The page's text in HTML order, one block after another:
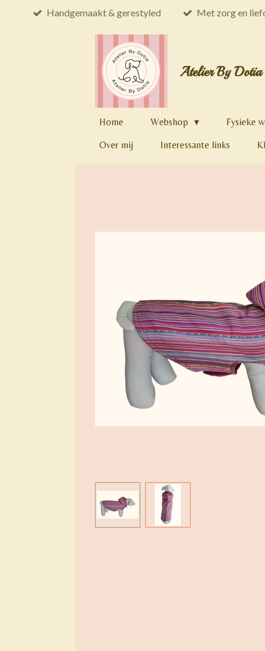
Handgemaakt & gerestyled Met zorg en
Atelier By Dotia
Home Webshop Fysieke
Over mij
Interessante links